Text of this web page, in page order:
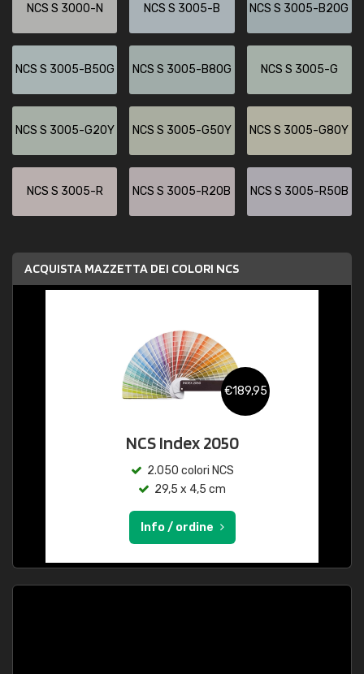
NCS S 3000-N NCS S 3005-B NCS S 3005-B20G
NCS S 3005-B50G NCS S 3005-B80G NCS S 3005-G
NCS S 3005-G20Y NCS S 3005-G50Y NCS S 3005-G80Y
NCS S 3005-R NCS S 3005-R20B NCS S 3005-R50B
ACQUISTA MAZZETTA DEI COLORI NCS
€189,95
NCS Index 2050
2.050 colori NCS
29,5 x 4,5 cm
Info / ordine